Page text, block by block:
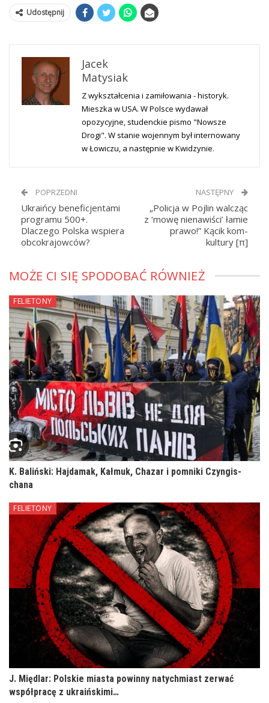
Udostępnij
Jacek
Matysiak
Z wykształcenia i zamiłowania - historyk.
Mieszka w USA. W Polsce wydawał
opozycyjne, studenckie pismo "Nowsze
Drogi". W stanie wojennym był internowany
w Łowiczu, a następnie w Kwidzynie.
POPRZEDNI
Ukraińcy beneficjentami
programu 500+.
Dlaczego Polska wspiera
obcokrajowców?
NASTĘPNY
„Policja w Pojlin walcząc
z ‘mowę nienawiści’ łamie
prawo!” Kącik kom-
kultury [π]
MOŻE CI SIĘ SPODOBAĆ RÓWNIEŻ
FELIETONY
K. Baliński: Hajdamak, Kałmuk, Chazar i pomniki Czyngis-
chana
FELIETONY
J. Międlar: Polskie miasta powinny natychmiast zerwać
współpracę z ukraińskimi…